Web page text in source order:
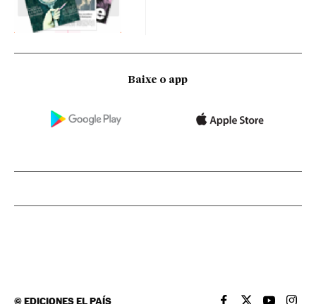
Baixe o app
©EDICIONES EL PAÍS